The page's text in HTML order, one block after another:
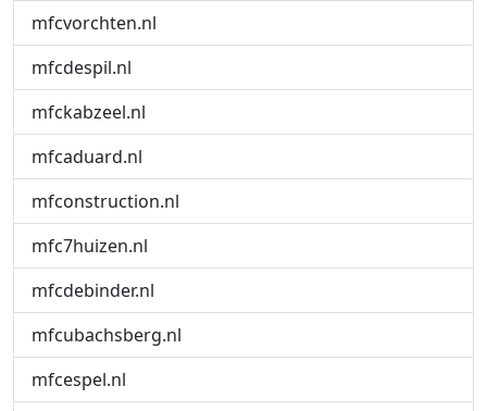
mfcvorchten.nl
mfcdespil.nl
mfckabzeel.nl
mfcaduard.nl
mfconstruction.nl
mfc7huizen.nl
mfcdebinder.nl
mfcubachsberg.nl
mfcespel.nl